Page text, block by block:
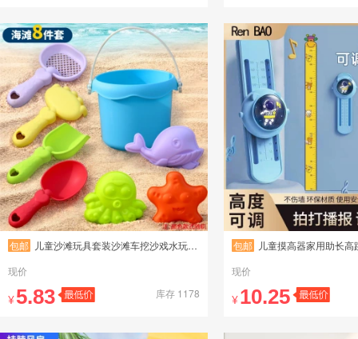
包邮 儿童沙滩玩具套装沙滩车挖沙戏水玩具沙滩桶沙漏铲子海边玩沙工具
现价
¥5.83 库存 1178
包邮 儿童摸高器家用助长高跳跃摸高器可移动
现价
¥10.25